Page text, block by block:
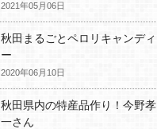
2021年05月06日
秋田まるごとペロリキャンディ
ー
2020年06月10日
秋田県内の特産品作り！今野孝
一さん